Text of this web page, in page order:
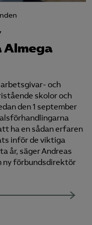
arbetsgivar- och
skolor och
den 1 september
ha en sådan erfaren
inför de viktiga
år, säger Andreas
ny förbundsdirektör